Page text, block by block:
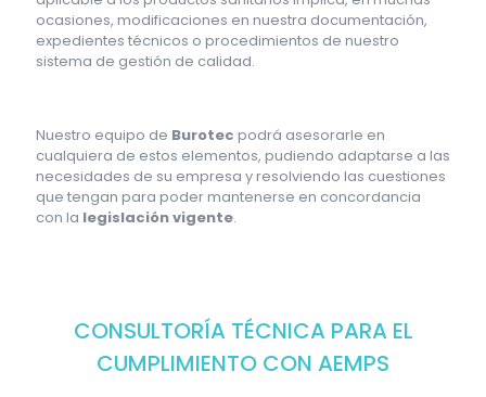
ocasiones, modificaciones en nuestra documentación,
expedientes técnicos o procedimientos de nuestro
sistema de gestión de calidad.
Nuestro equipo de Burotec podrá asesorarle en
cualquiera de estos elementos, pudiendo adaptarse a las
necesidades de su empresa y resolviendo las cuestiones
que tengan para poder mantenerse en concordancia
con la legislación vigente.
CONSULTORÍA TÉCNICA PARA EL
CUMPLIMIENTO CON AEMPS